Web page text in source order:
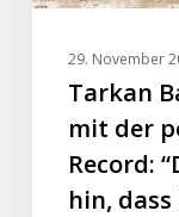
deuten
weiterhin
29. November
Tarkan
mit der
Record:
hin,